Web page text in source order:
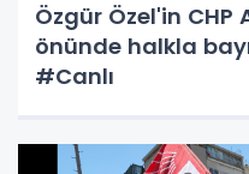
Özgür Özel'in CHP
önünde halkla
#Canlı